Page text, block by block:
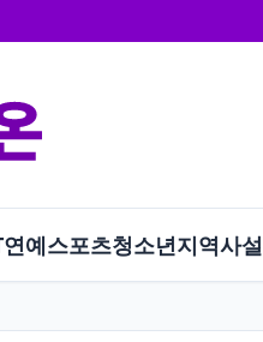
연예스포츠청소년지역사